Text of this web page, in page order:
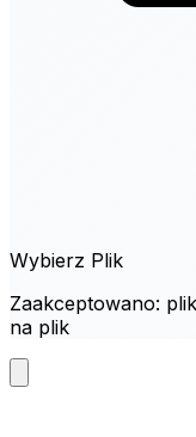
Wybierz Plik
Zaakceptowano:
na plik